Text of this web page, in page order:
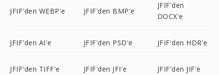
JFIF'den WEBP'e JFIF'den BMP'e
JFIF'den
DOCX'e
JFIF'den AI'e JFIF'den PSD'e JFIF'den HDR'e
JFIF'den TIFF'e JFIF'den JFI'e JFIF'den JIF'e